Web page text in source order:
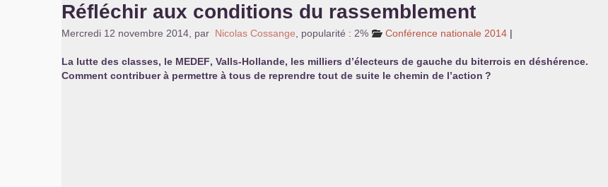
Réfléchir aux conditions du rassemblement
Mercredi 12 novembre 2014 par Nicolas Cossange popularité : 2% Conférence nationale 2014 |
La lutte des classes, le MEDEF, Valls-Hollande, les milliers d’électeurs de gauche du biterrois en déshérence.
Comment contribuer à permettre à tous de reprendre tout de suite le chemin de l’action ?